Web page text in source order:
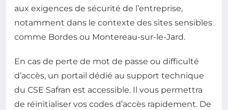
aux exigences de sécurité de l’entreprise,
notamment dans le contexte des sites sensibles
comme Bordes ou Montereau-sur-le-Jard.
En cas de perte de mot de passe ou difficulté
d’accès, un portail dédié au support technique
du CSE Safran est accessible. Il vous permettra
de réinitialiser vos codes d’accès rapidement. De